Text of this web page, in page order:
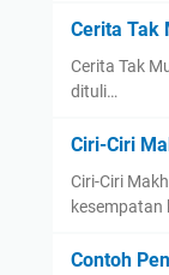
Cerita Tak
Cerita Tak
dituli…
Ciri-Ciri
Ciri-Ciri
kesempatan
Contoh